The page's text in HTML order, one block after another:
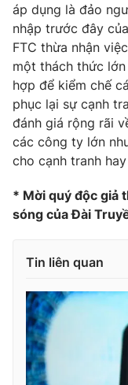
Góc doanh nghiệp
Truyền hình
Phim VTV
Hậu trường
Nhân vật
Khán giả
Giải sao mai
Giải trí
Điện ảnh
Âm nhạc
Sao
Đời sống
Du lịch
Làm đẹp
Chất lượng cuộc
Giáo dục
Học trực tuyến
Công nghệ
Hitech Công nghệ
Sản phẩm
Thị trường
Tư vấn
Chuyên mục khác
Emagazine
áp dụng là đảo
nhập trước đây
FTC thừa nhận
một thách thức
hợp để kiểm chế
phục lại sự cạnh
đánh giá rộng rãi
các công ty lớn
cho cạnh tranh
* Mời quý độc giả
sóng của Đài
Tin liên quan